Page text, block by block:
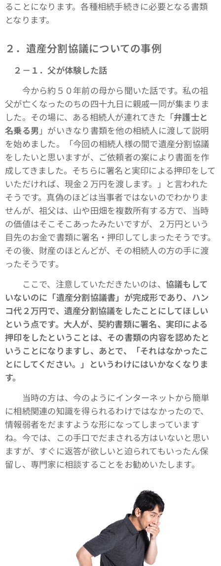
ることになります。各種相続手続きに必要となる書類
となります。
２．遺産分割協議についての事例
２－１．父が体験した話
今から約５０年前の母から聞いた話です。私の祖
父が亡くなったのちの四十九日に親戚一同が集まりま
した。その場に、ある相続人が連れてきた「弁護士と
名乗る男 」がいきなり書類を他の相続人に渡して説明
を始めました。「今回の相続人様の間で遺産分割協議
をしたいと思いますが、ご依頼者の案により書面を作
成してきました。そちらに署名と実印による押印をして
いただければ、現金２万円を渡します。」と言われた
そうです。真偽のほどは当事者ではないのでわかりま
せんが、祖父は、山や田畑を複数所有する方で、当時
の価値はそこそこあったみたいですが、２万円という
目先のお金で書類に署名・押印してしまったそうです。
その後、財産のほとんどが、その相続人の方の手に渡
ったそうです。
ここで、注意していただきたいのは、 協議もして
いないのに「遺産分割協議書」が完成形であり、ハン
コ代２万円で、遺産分割協議をしたことにしてほしい
という点です。大人が、契約書類に署名、実印による
押印をしたということは、その書類の内容を認めたと
いうことになりますし、あとで、「それはなかったこ
とにしてください。」というわけにはいかなくなりま
す。
当時の方は、今のようにインターネットから簡単
に相続関連の知識を得られるわけではなかったので、
情報弱者をだますような形になってしまっています
ね。今では、この手口でだまされる方はいないと思い
ますが、すぐに返答が欲しいと迫られてもいったん保
留し、専門家に相談することをお勧めいたします。